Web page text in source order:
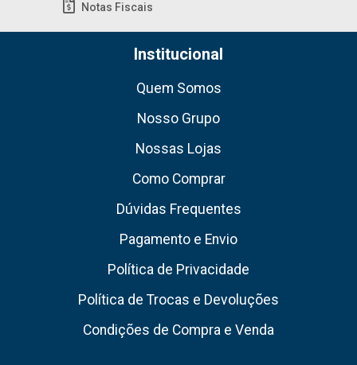
Notas Fiscais
Institucional
Quem Somos
Nosso Grupo
Nossas Lojas
Como Comprar
Dúvidas Frequentes
Pagamento e Envio
Política de Privacidade
Política de Trocas e Devoluções
Condições de Compra e Venda